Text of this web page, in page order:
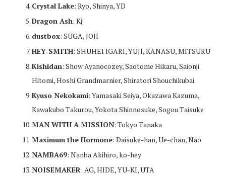
Crystal Lake: Ryo, Shinya, YD
Dragon Ash: Kj
dustbox: SUGA, JOJI
HEY-SMITH: SHUHEI IGARI, YUJI, KANASU, MITSURU
Kishidan: Show Ayanocozey, Saotome Hikaru, Saionji
Hitomi, Hoshi Grandmarnier, Shiratori Shouchikubai
Kyuso Nekokami: Yamasaki Seiya, Okazawa Kazuma,
Kawakubo Takurou, Yokota Shinnosuke, Sogou Taisuke
MAN WITH A MISSION: Tokyo Tanaka
Maximum the Hormone: Daisuke-han, Ue-chan, Nao
NAMBA69: Nanba Akihiro, ko-hey
NOISEMAKER: AG, HIDE, YU-KI, UTA